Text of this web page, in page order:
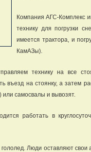
Компания АГС-Комплекс
технику для погрузки
имеется трактора, и
КамАЗы).
технику на все
въезд на стоянку, а затем
или самосвалы и вывозят.
работать в
Люди оставляют